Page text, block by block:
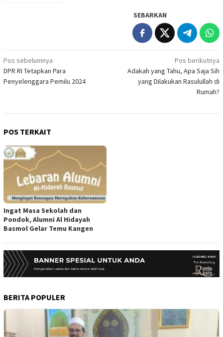
SEBARKAN
Navigasi
pos
Pos sebelumnya
DPR RI Tetapkan Para
Penyelenggara Pemilu 2024
Pos berikutnya
Adakah yang Tahu, Apa Saja Sih
yang Dilakukan Rasulullah di
Rumah?
POS TERKAIT
Ingat Masa Sekolah dan
Pondok, Alumni Al Hidayah
Basmol Gelar Temu Kangen
BERITA POPULER